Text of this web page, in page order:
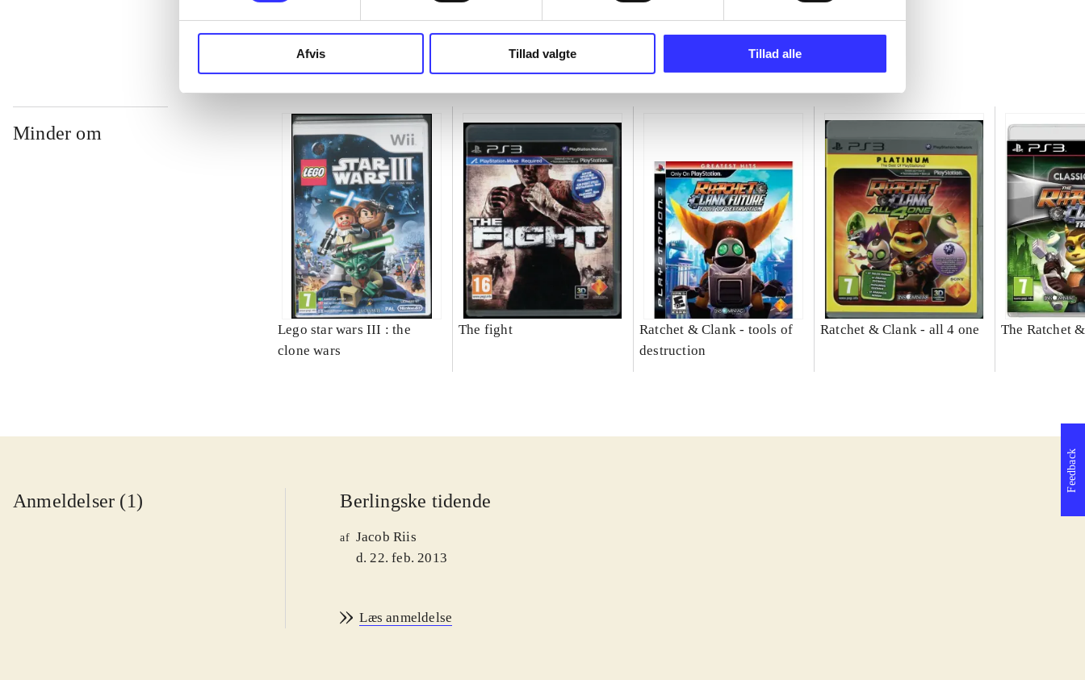
Afvis Tillad valgte Tillad alle
Minder om
Lego star wars III : the
clone wars
The fight
Ratchet & Clank - tools of
destruction
Ratchet & Clank - all 4 one The Ratchet
Anmeldelser (1) Berlingske tidende
af Jacob Riis
d. 22. feb. 2013
Læs anmeldelse
Feedback